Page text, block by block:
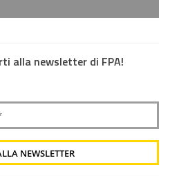
alla newsletter di FPA!